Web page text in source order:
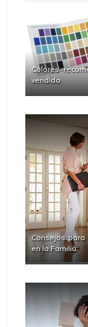
Colores
vendida
Consejos
en la Familia